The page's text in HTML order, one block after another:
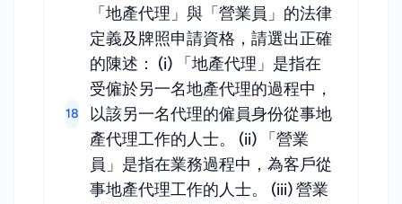
18
「地產代理」與「營業員」的法律
定義及牌照申請資格，請選出正確
的陳述： (i) 「地產代理」是指在
受僱於另一名地產代理的過程中，
以該另一名代理的僱員身份從事地
產代理工作的人士。 (ii) 「營業
員」是指在業務過程中，為客戶從
事地產代理工作的人士。 (iii) 營業